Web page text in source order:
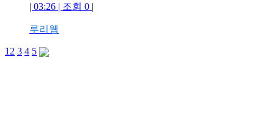
| 03:26 | 조회 0 |
루리웹
1 2 3 4 5